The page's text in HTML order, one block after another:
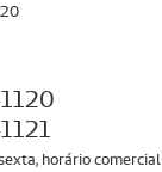
horário comercial